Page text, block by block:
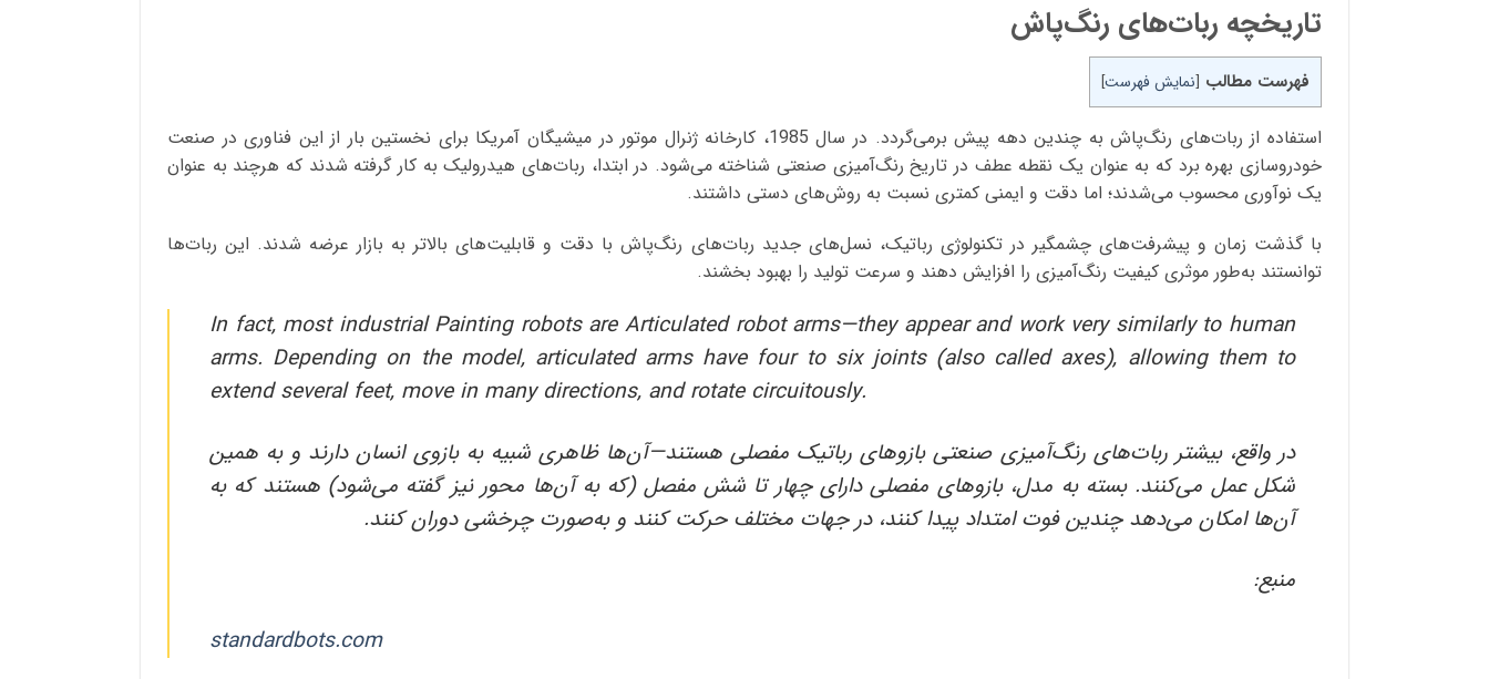
تاریخچه ربات‌های رنگ‌پاش
فهرست مطالب [نمایش فهرست]
استفاده از ربات‌های رنگ‌پاش به چندین دهه پیش برمی‌گردد. در سال 1985، کارخانه ژنرال موتور در میشیگان آمریکا برای نخستین بار از این فناوری در صنعت
خودروسازی بهره برد که به ‌عنوان یک نقطه عطف در تاریخ رنگ‌آمیزی صنعتی شناخته می‌شود. در ابتدا، ربات‌های هیدرولیک به‌ کار گرفته شدند که هرچند به ‌عنوان
یک نوآوری محسوب می‌شدند؛ اما دقت و ایمنی کمتری نسبت به روش‌های دستی داشتند.
با گذشت زمان و پیشرفت‌های چشمگیر در تکنولوژی رباتیک، نسل‌های جدید ربات‌های رنگ‌پاش با دقت و قابلیت‌های بالاتر به بازار عرضه شدند. این ربات‌ها
توانستند به‌‌طور موثری کیفیت رنگ‌آمیزی را افزایش دهند و سرعت تولید را بهبود بخشند.
In fact, most industrial Painting robots are Articulated robot arms—they appear and work very similarly to human
arms. Depending on the model, articulated arms have four to six joints (also called axes), allowing them to
extend several feet, move in many directions, and rotate circuitously.
در واقع، بیشتر ربات‌های رنگ‌آمیزی صنعتی بازوهای رباتیک مفصلی هستند—آن‌ها ظاهری شبیه به بازوی انسان دارند و به همین
شکل عمل می‌کنند. بسته به مدل، بازوهای مفصلی دارای چهار تا شش مفصل (که به آن‌ها محور نیز گفته می‌شود) هستند که به
آن‌ها امکان می‌دهد چندین فوت امتداد پیدا کنند، در جهات مختلف حرکت کنند و به‌صورت چرخشی دوران کنند.
منبع:
standardbots.com